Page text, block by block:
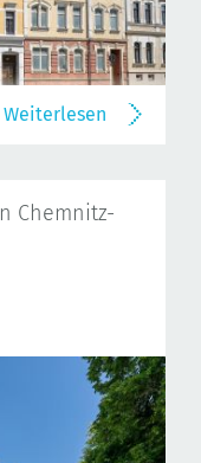
Weiterlesen
Chemnitz-